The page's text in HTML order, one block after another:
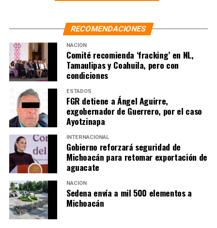
RECOMENDACIONES
NACIÓN
Comité recomienda ‘fracking’ en NL,
Tamaulipas y Coahuila, pero con
condiciones
ESTADOS
FGR detiene a Ángel Aguirre,
exgobernador de Guerrero, por el caso
Ayotzinapa
INTERNACIONAL
Gobierno reforzará seguridad de
Michoacán para retomar exportación de
aguacate
NACIÓN
Sedena envía a mil 500 elementos a
Michoacán